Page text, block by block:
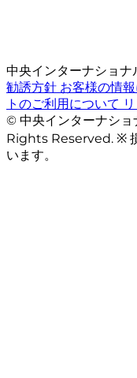
中央インターナショナ
勧誘方針 お客様の情
トのご利用について
© 中央インターナシ
Rights Reserved. ※
います。